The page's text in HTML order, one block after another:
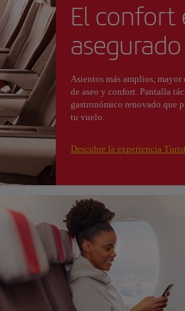
El confort
asegurado
Asientos más amplios,
de aseo y confort. Pantalla
gastronómico renovado que
tu vuelo.
Descubre la experiencia